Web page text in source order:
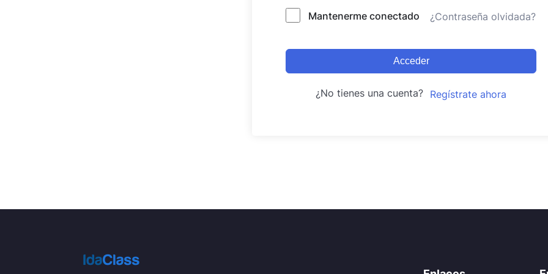
Mantenerme conectado ¿Contraseña olvidada?
Acceder
¿No tienes una cuenta? Regístrate ahora